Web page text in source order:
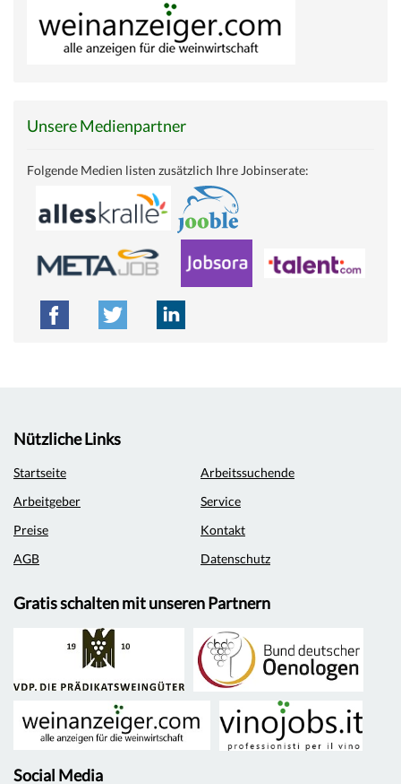
Unsere Medienpartner
Folgende Medien listen zusätzlich Ihre Jobinserate:
Nützliche Links
Startseite
Arbeitssuchende
Arbeitgeber
Service
Preise
Kontakt
AGB
Datenschutz
Gratis schalten mit unseren Partnern
Social Media